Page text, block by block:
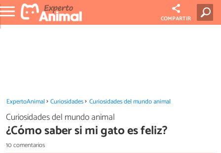
COMPARTIR
ExpertoAnimal Curiosidades Curiosidades del mundo animal
Curiosidades del mundo animal
¿Cómo saber si mi gato es feliz?
10 comentarios